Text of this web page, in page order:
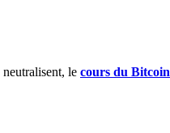
neutralisent, le cours du Bitcoin